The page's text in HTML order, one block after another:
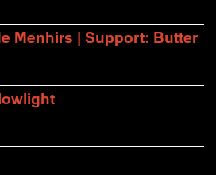
Menhirs | Support: Butter